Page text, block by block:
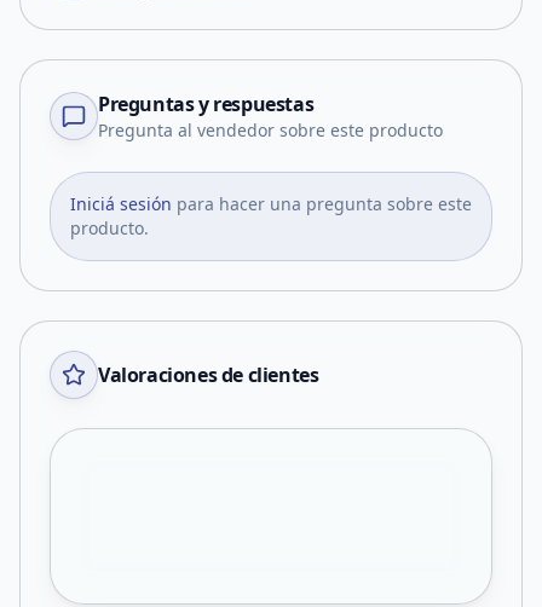
Preguntas y respuestas
Pregunta al vendedor sobre este producto
Iniciá sesión para hacer una pregunta sobre este
producto.
Valoraciones de clientes